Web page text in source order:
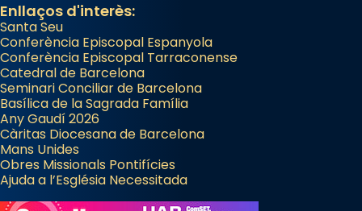
Enllaços d'interès:
Santa Seu
Conferència Episcopal Espanyola
Conferència Episcopal Tarraconense
Catedral de Barcelona
Seminari Conciliar de Barcelona
Basílica de la Sagrada Família
Any Gaudí 2026
Càritas Diocesana de Barcelona
Mans Unides
Obres Missionals Pontifícies
Ajuda a l’Església Necessitada